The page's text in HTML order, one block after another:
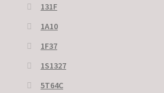
131F
1A10
1F37
1S1327
5T64C